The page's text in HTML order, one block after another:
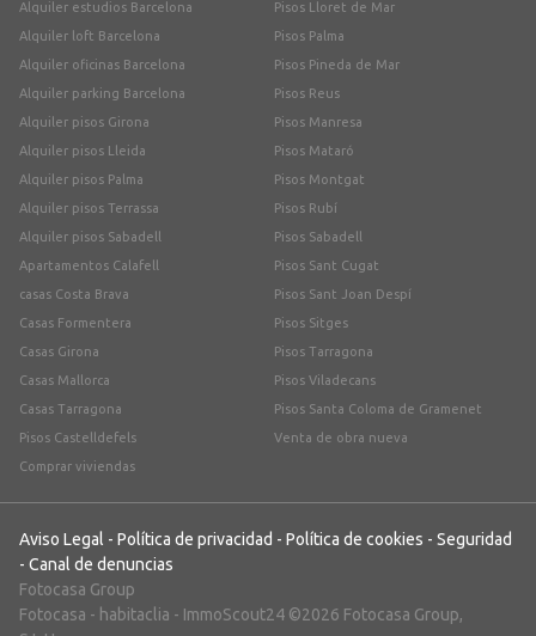
Alquiler estudios Barcelona
Alquiler loft Barcelona
Alquiler oficinas Barcelona
Alquiler parking Barcelona
Alquiler pisos Girona
Alquiler pisos Lleida
Alquiler pisos Palma
Alquiler pisos Terrassa
Alquiler pisos Sabadell
Apartamentos Calafell
casas Costa Brava
Casas Formentera
Casas Girona
Casas Mallorca
Casas Tarragona
Pisos Castelldefels
Comprar viviendas
Pisos Lloret de Mar
Pisos Palma
Pisos Pineda de Mar
Pisos Reus
Pisos Manresa
Pisos Mataró
Pisos Montgat
Pisos Rubí
Pisos Sabadell
Pisos Sant Cugat
Pisos Sant Joan Despí
Pisos Sitges
Pisos Tarragona
Pisos Viladecans
Pisos Santa Coloma de Gramenet
Venta de obra nueva
Aviso Legal - Política de privacidad - Política de cookies - Seguridad
- Canal de denuncias
Fotocasa Group
Fotocasa - habitaclia - ImmoScout24 ©2026 Fotocasa Group,